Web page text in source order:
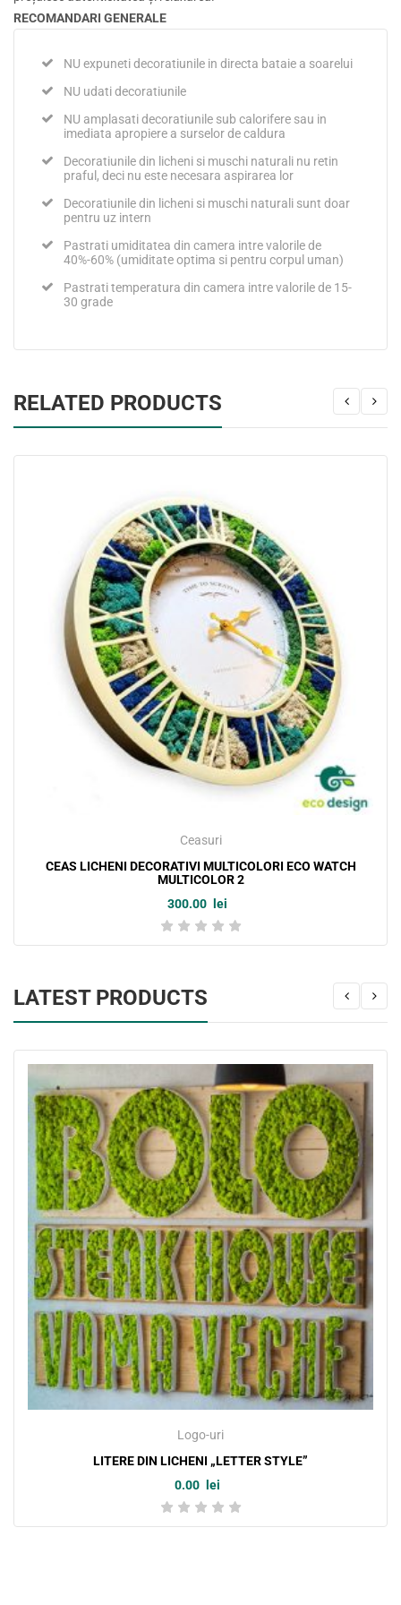
RECOMANDARI GENERALE
NU expuneti decoratiunile in directa bataie a soarelui
NU udati decoratiunile
NU amplasati decoratiunile sub calorifere sau in
imediata apropiere a surselor de caldura
Decoratiunile din licheni si muschi naturali nu retin
praful, deci nu este necesara aspirarea lor
Decoratiunile din licheni si muschi naturali sunt doar
pentru uz intern
Pastrati umiditatea din camera intre valorile de
40%-60% (umiditate optima si pentru corpul uman)
Pastrati temperatura din camera intre valorile de 15-
30 grade
RELATED PRODUCTS
Ceasuri
CEAS LICHENI DECORATIVI MULTICOLORI ECO WATCH
MULTICOLOR 2
300.00
lei
LATEST PRODUCTS
Logo-uri
LITERE DIN LICHENI „LETTER STYLE”
0.00
lei